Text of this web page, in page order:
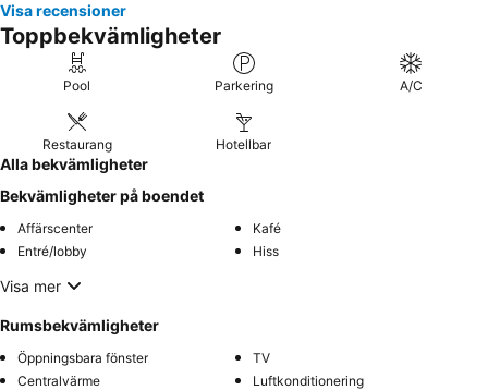
Visa recensioner
Toppbekvämligheter
Pool Parkering A/C
Restaurang Hotellbar
Alla bekvämligheter
Bekvämligheter på boendet
Affärscenter
Kafé
Entré/lobby
Hiss
Visa mer
Rumsbekvämligheter
Öppningsbara fönster
TV
Centralvärme
Luftkonditionering